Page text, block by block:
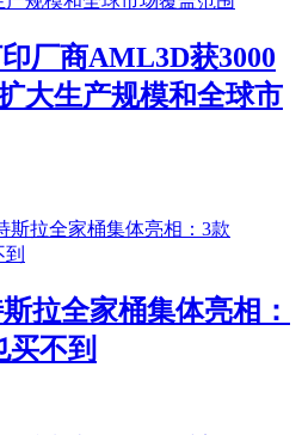
厂商AML3D获3000
大生产规模和全球市
拉全家桶集体亮相：
买不到